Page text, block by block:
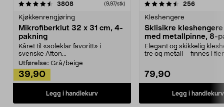
3808anmeldelser(9,97/stk)
Kjøkkenrengjøring
Mikrofiberklut 32 x 31 cm, 4-
pakning
Kåret til «soleklar favoritt» i
svenske Afton...
Utførelse: Grå/beige
39,90
Legg i handlekurv
4.5av 5 stjerner 256
Kleshengere
Sklisikre
med metallpinne, 8-
Elegant og skikkelig
tre og metall – finnes i
79,90
Legg i handlekurv
4.5av 5 stjerner